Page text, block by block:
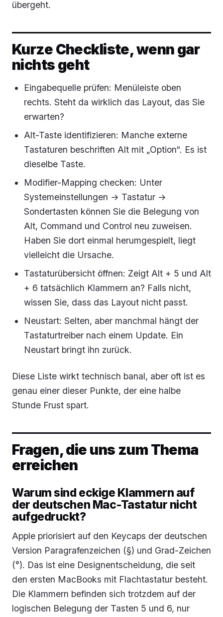
übergeht.
Kurze Checkliste, wenn gar
nichts geht
Eingabequelle prüfen: Menüleiste oben
rechts. Steht da wirklich das Layout, das Sie
erwarten?
Alt-Taste identifizieren: Manche externe
Tastaturen beschriften Alt mit „Option“. Es ist
dieselbe Taste.
Modifier-Mapping checken: Unter
Systemeinstellungen → Tastatur →
Sondertasten können Sie die Belegung von
Alt, Command und Control neu zuweisen.
Haben Sie dort einmal herumgespielt, liegt
vielleicht die Ursache.
Tastaturübersicht öffnen: Zeigt Alt + 5 und Alt
+ 6 tatsächlich Klammern an? Falls nicht,
wissen Sie, dass das Layout nicht passt.
Neustart: Selten, aber manchmal hängt der
Tastaturtreiber nach einem Update. Ein
Neustart bringt ihn zurück.
Diese Liste wirkt technisch banal, aber oft ist es
genau einer dieser Punkte, der eine halbe
Stunde Frust spart.
Fragen, die uns zum Thema
erreichen
Warum sind eckige Klammern auf
der deutschen Mac-Tastatur nicht
aufgedruckt?
Apple priorisiert auf den Keycaps der deutschen
Version Paragrafenzeichen (§) und Grad-Zeichen
(°). Das ist eine Designentscheidung, die seit
den ersten MacBooks mit Flachtastatur besteht.
Die Klammern befinden sich trotzdem auf der
logischen Belegung der Tasten 5 und 6, nur